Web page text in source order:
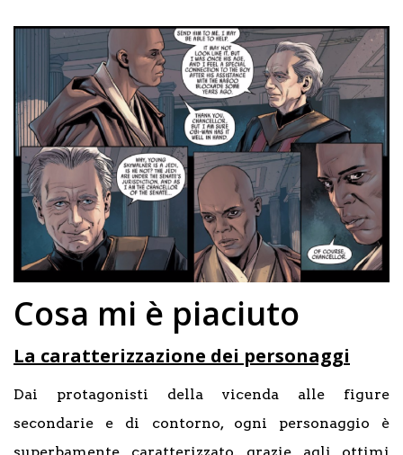
Cosa mi è piaciuto
La caratterizzazione dei personaggi
Dai protagonisti della vicenda alle figure
secondarie e di contorno, ogni personaggio è
superbamente caratterizzato, grazie agli ottimi